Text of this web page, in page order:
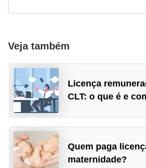
Veja também
Licença
CLT: o que é e
Quem paga
maternidade?